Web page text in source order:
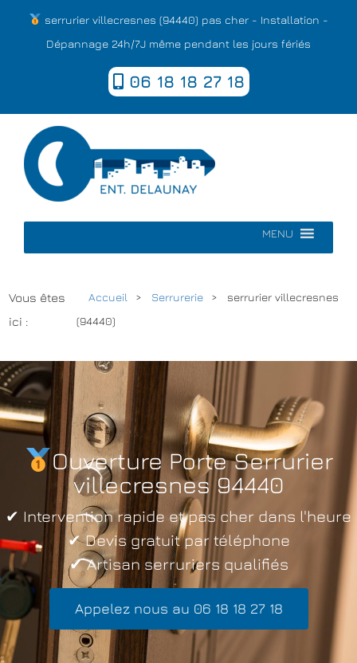
serrurier villecresnes (94440) pas cher - Installation -
Dépannage 24h/7J même pendant les jours fériés
06 18 18 27 18
MENU
Vous êtes
ici :
Accueil Serrurerie
serrurier villecresnes
(94440)
Ouverture Porte Serrurier
villecresnes 94440
✔ Intervention rapide et pas cher dans l'heure
✔ Devis gratuit par téléphone
✔ Artisan serruriers qualifiés
Appelez nous au 06 18 18 27 18